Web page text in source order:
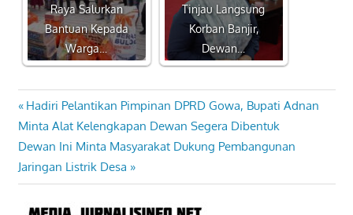
Raya Salurkan
Bantuan Kepada
Warga…
Tinjau Langsung
Korban Banjir,
Dewan…
Navigasi
pos
Previous
Post:
Hadiri Pelantikan Pimpinan DPRD Gowa, Bupati Adnan
Minta Alat Kelengkapan Dewan Segera Dibentuk
Next
Post:
Dewan Ini Minta Masyarakat Dukung Pembangunan
Jaringan Listrik Desa